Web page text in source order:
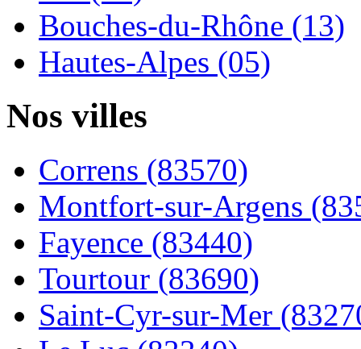
Bouches-du-Rhône (13)
Hautes-Alpes (05)
Nos villes
Correns (83570)
Montfort-sur-Argens
Fayence (83440)
Tourtour (83690)
Saint-Cyr-sur-Mer